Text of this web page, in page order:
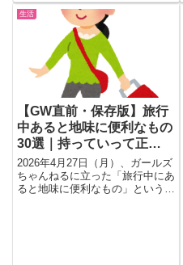
生活
【GW直前・保存版】旅行
中あると地味に便利なもの
30選｜持っていって正
解”アイテム
2026年4月27日（月）、ガールズ
ちゃんねるに立った「旅行中にあ
ると地味に便利なもの」というト